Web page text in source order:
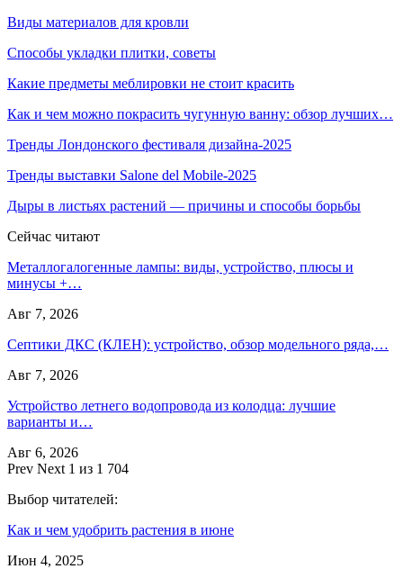
Виды материалов для кровли
Способы укладки плитки, советы
Какие предметы меблировки не стоит красить
Как и чем можно покрасить чугунную ванну: обзор лучших…
Тренды Лондонского фестиваля дизайна-2025
Тренды выставки Salone del Mobile-2025
Дыры в листьях растений — причины и способы борьбы
Сейчас читают
Металлогалогенные лампы: виды, устройство, плюсы и
минусы +…
Авг 7, 2026
Септики ДКС (КЛЕН): устройство, обзор модельного ряда,…
Авг 7, 2026
Устройство летнего водопровода из колодца: лучшие
варианты и…
Авг 6, 2026
Prev Next 1 из 1 704
Выбор читателей:
Как и чем удобрить растения в июне
Июн 4, 2025